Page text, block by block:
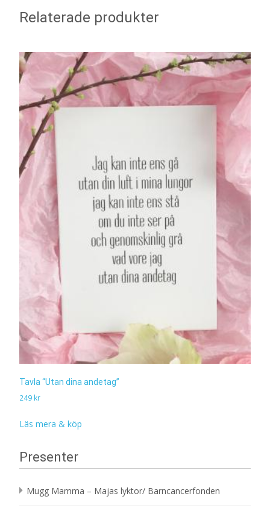
Relaterade produkter
Tavla “Utan dina andetag”
249 kr
Läs mera & köp
Presenter
Mugg Mamma – Majas lyktor/ Barncancerfonden